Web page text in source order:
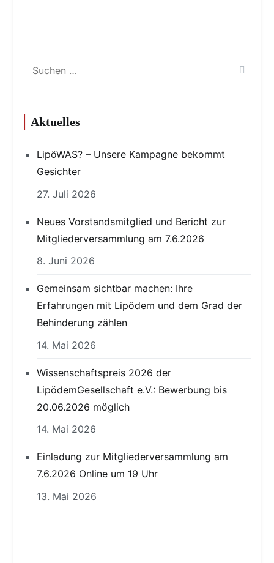
Suchen
nach:
Aktuelles
LipöWAS? – Unsere Kampagne bekommt
Gesichter
27. Juli 2026
Neues Vorstandsmitglied und Bericht zur
Mitgliederversammlung am 7.6.2026
8. Juni 2026
Gemeinsam sichtbar machen: Ihre
Erfahrungen mit Lipödem und dem Grad der
Behinderung zählen
14. Mai 2026
Wissenschaftspreis 2026 der
LipödemGesellschaft e.V.: Bewerbung bis
20.06.2026 möglich
14. Mai 2026
Einladung zur Mitgliederversammlung am
7.6.2026 Online um 19 Uhr
13. Mai 2026